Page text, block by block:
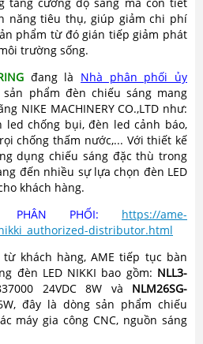
năng tiêu thụ, giúp giảm chi phí
phẩm từ đó gián tiếp giảm phát
trường sống.
đang là Nhà phân phối ủy
sản phẩm đèn chiếu sáng mang
NIKE MACHINERY CO.,LTD như:
led chống bụi, đèn led cảnh báo,
chống thấm nước,... Với thiết kế
dụng chiếu sáng đặc thù trong
đến nhiều sự lựa chọn đèn LED
khách hàng.
PHÂN PHỐI: https://ame-
distributor.html
khách hàng, AME tiếp tục bàn
đèn LED NIKKI bao gồm: NLL3-
24VDC 8W và NLM26SG-
đây là dòng sản phẩm chiếu
máy gia công CNC, nguồn sáng